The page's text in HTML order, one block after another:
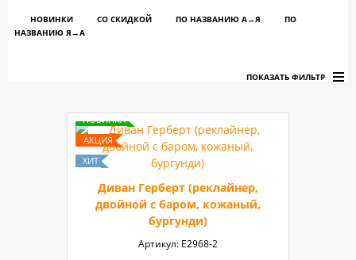
НОВИНКИ СО СКИДКОЙ ПО НАЗВАНИЮ A→Я
ПО
НАЗВАНИЮ Я→А
ПОКАЗАТЬ ФИЛЬТР
Диван Герберт (реклайнер,
двойной с баром, кожаный,
бургунди)
Артикул: E2968-2